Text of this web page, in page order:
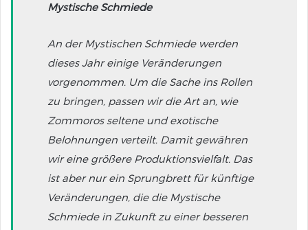
Mystische Schmiede
An der Mystischen Schmiede werden
dieses Jahr einige Veränderungen
vorgenommen. Um die Sache ins Rollen
zu bringen, passen wir die Art an, wie
Zommoros seltene und exotische
Belohnungen verteilt. Damit gewähren
wir eine größere Produktionsvielfalt. Das
ist aber nur ein Sprungbrett für künftige
Veränderungen, die die Mystische
Schmiede in Zukunft zu einer besseren